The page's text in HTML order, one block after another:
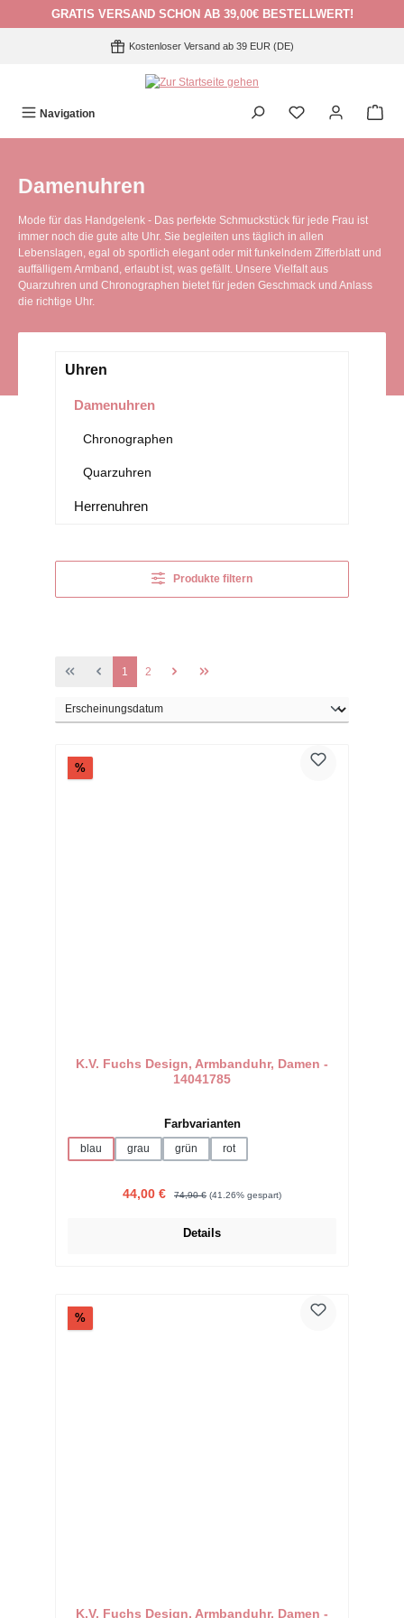
Zum Hauptinhalt springen
GRATIS VERSAND SCHON AB 39,00€ BESTELLWERT!
Kostenloser Versand ab 39 EUR (DE)
Navigation
Damenuhren
Mode für das Handgelenk - Das perfekte Schmuckstück für jede Frau ist
immer noch die gute alte Uhr. Sie begleiten uns täglich in allen
Lebenslagen, egal ob sportlich elegant oder mit funkelndem Zifferblatt und
auffälligem Armband, erlaubt ist, was gefällt. Unsere Vielfalt aus
Quarzuhren und Chronographen bietet für jeden Geschmack und Anlass
die richtige Uhr.
Uhren
Damenuhren
Chronographen
Quarzuhren
Herrenuhren
Produkte filtern
Seite
1 Seite
2
%Rabatt
K.V. Fuchs Design, Armbanduhr, Damen -
14041785
Farbvariantenauswählen
blau grau grün rot
Verkaufspreis:
44,00 € Regulärer Preis:
74,90 € (41.26% gespart)
Details
%Rabatt
K.V. Fuchs Design, Armbanduhr, Damen -